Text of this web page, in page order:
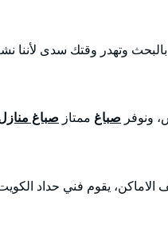
وتهدر وقتك سدى لأننا نشغل
ونوفر صباغ ممتاز صباغ
يقوم فني حداد